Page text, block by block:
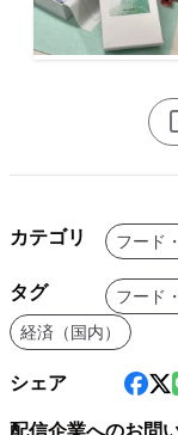
カテゴリ フード
タグ フード
経済（国内）
シェア
配信企業へのお問